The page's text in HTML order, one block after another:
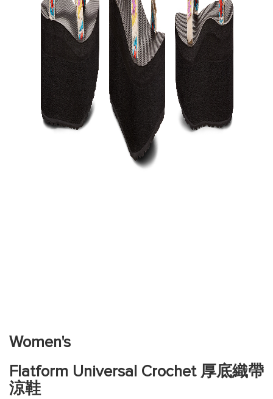
庫
開
頭
Women's
Flatform Universal Crochet 厚底織帶
涼鞋